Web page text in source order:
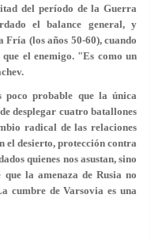
del período de la Guerra
el balance general, y
(los años 50-60), cuando
el enemigo. "Es como un
poco probable que la única
desplegar cuatro batallones
radical de las relaciones
el desierto, protección contra
quienes nos asustan, sino
que la amenaza de Rusia no
cumbre de Varsovia es una